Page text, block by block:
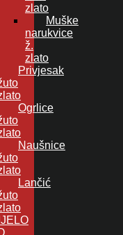
zlato
Muške
narukvice
ž.
zlato
Privjesak
Ogrlice
Naušnice
Lančić